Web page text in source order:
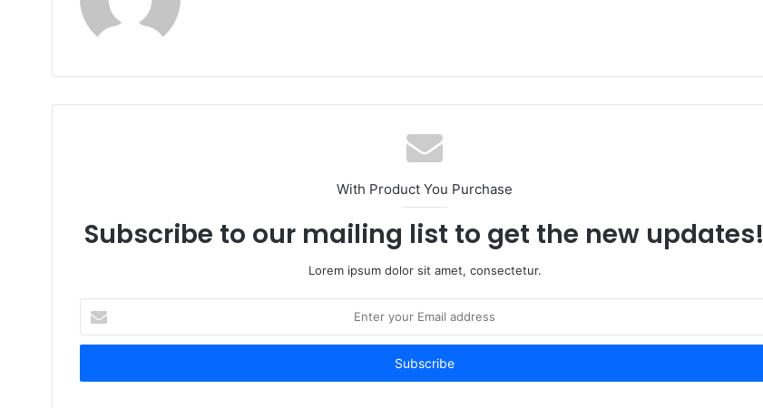
With Product You Purchase
Subscribe to our mailing list to get the new updates!
Lorem ipsum dolor sit amet, consectetur.
your
Email